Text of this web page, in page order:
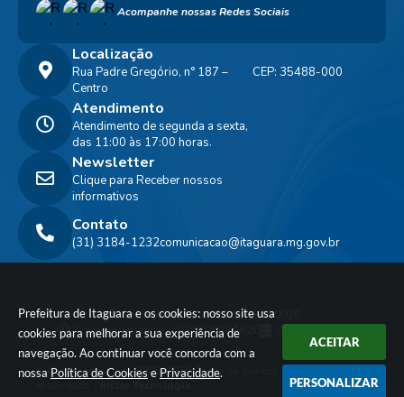
Prefeitura de Itaguara e os cookies: nosso site usa
cookies para melhorar a sua experiência de
navegação. Ao continuar você concorda com a
nossa Política de Cookies e Privacidade.
ACEITAR
PERSONALIZAR
Acompanhe nossas Redes Sociais
Localização
Rua Padre Gregório, n° 187 –
Centro
CEP: 35488-000
Contato
(31) 3184-1232comunicacao@itaguara.mg.gov.br
Atendimento
Atendimento de segunda a sexta,
das 11:00 às 17:00 horas.
Newsletter
Clique para Receber nossos
informativos
Versão do Sistema:3.5.3 - 19/06/2026
Portal atualizado em:07/08/2026 16:20 Dados Abertos
© Copyright Instar - 2006-2026. Todos os direitos